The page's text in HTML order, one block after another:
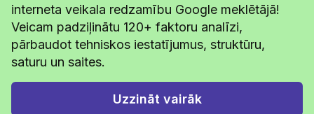
interneta veikala redzamību Google meklētājā!
Veicam padziļinātu 120+ faktoru analīzi,
pārbaudot tehniskos iestatījumus, struktūru,
saturu un saites.
Uzzināt vairāk